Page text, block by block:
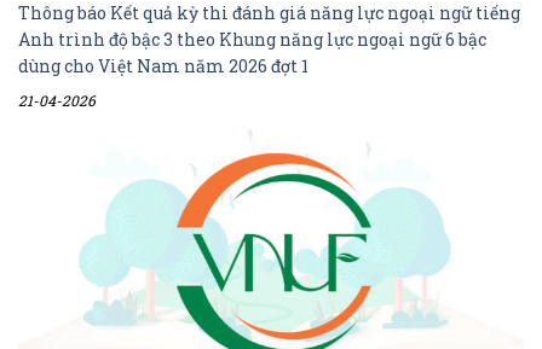
Thông báo Kết quả kỳ thi đánh giá năng lực ngoại ngữ tiếng
Anh trình độ bậc 3 theo Khung năng lực ngoại ngữ 6 bậc
dùng cho Việt Nam năm 2026 đợt 1
21-04-2026